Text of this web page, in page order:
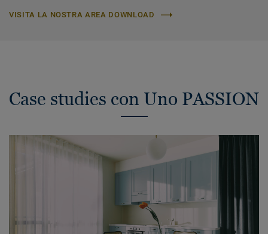
VISITA LA NOSTRA AREA DOWNLOAD
Case studies con Uno PASSION